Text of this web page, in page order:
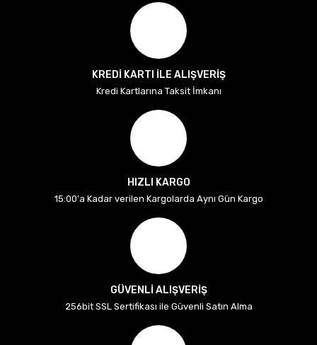
KREDİ KARTI İLE ALIŞVERİŞ
Kredi Kartlarına Taksit İmkanı
HIZLI KARGO
15:00'a Kadar verilen Kargolarda Aynı Gün Kargo
GÜVENLİ ALIŞVERİŞ
256bit SSL Sertifikası ile Güvenli Satın Alma